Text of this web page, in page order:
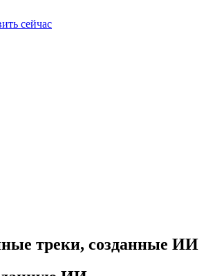
сейчас
треки, созданные ИИ